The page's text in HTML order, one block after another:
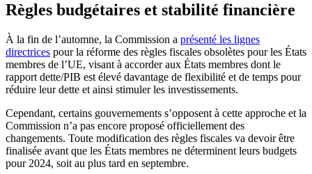
Règles budgétaires et stabilité financière
À la fin de l’automne, la Commission a présenté les lignes
directrices pour la réforme des règles fiscales obsolètes pour les États
membres de l’UE, visant à accorder aux États membres dont le
rapport dette/PIB est élevé davantage de flexibilité et de temps pour
réduire leur dette et ainsi stimuler les investissements.
Cependant, certains gouvernements s’opposent à cette approche et la
Commission n’a pas encore proposé officiellement des
changements. Toute modification des règles fiscales va devoir être
finalisée avant que les États membres ne déterminent leurs budgets
pour 2024, soit au plus tard en septembre.